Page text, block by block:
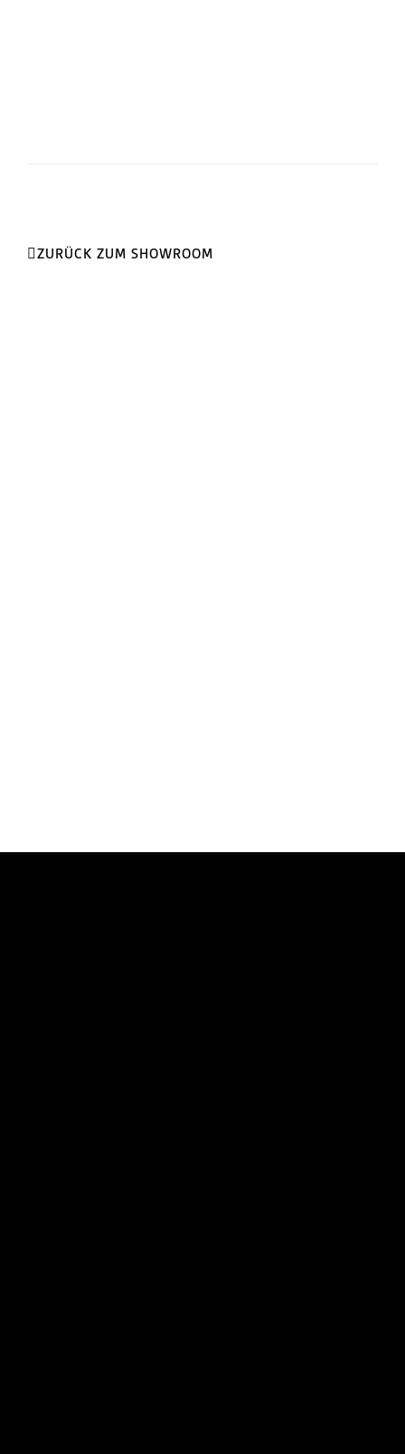
ZURÜCK ZUM SHOWROOM